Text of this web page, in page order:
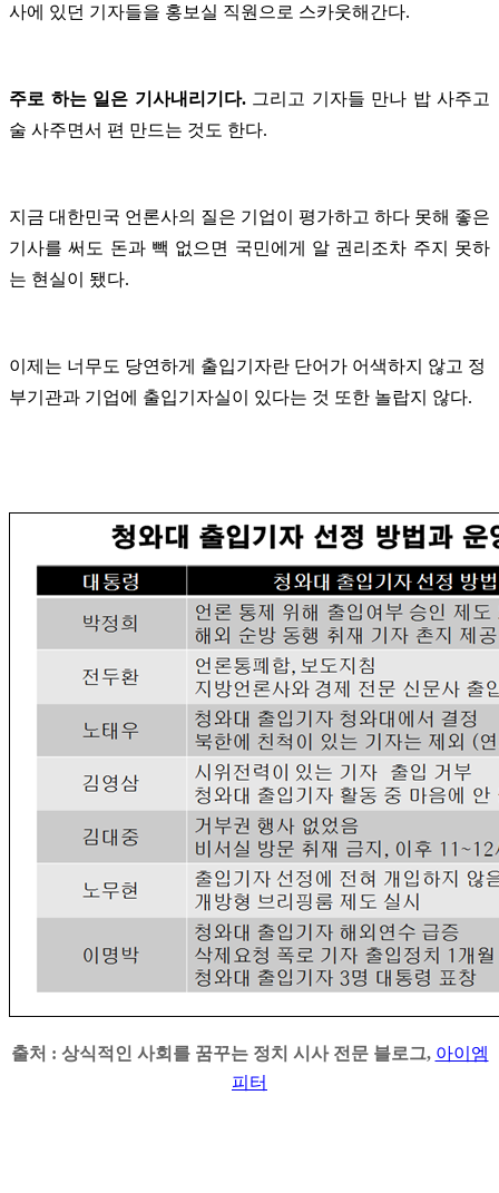
사에 있던 기자들을 홍보실 직원으로 스카웃해간다.
주로 하는 일은 기사내리기다.그리고 기자들 만나 밥 사주고
술 사주면서 편 만드는 것도 한다.
지금 대한민국 언론사의 질은 기업이 평가하고 하다 못해 좋은
기사를 써도 돈과 빽 없으면 국민에게 알 권리조차 주지 못하
는 현실이 됐다.
이제는 너무도 당연하게 출입기자란 단어가 어색하지 않고 정
부기관과 기업에 출입기자실이 있다는 것 또한 놀랍지 않다.
출처 : 상식적인 사회를 꿈꾸는 정치 시사 전문 블로그, 아이엠
피터